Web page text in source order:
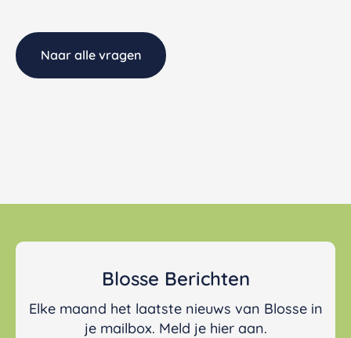
Naar alle vragen
Blosse Berichten
Elke maand het laatste nieuws van Blosse in
je mailbox. Meld je hier aan.